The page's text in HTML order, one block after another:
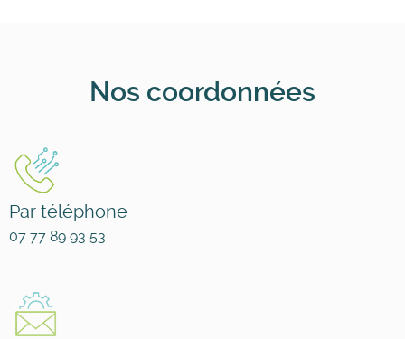
Nos coordonnées
Par téléphone
07 77 89 93 53